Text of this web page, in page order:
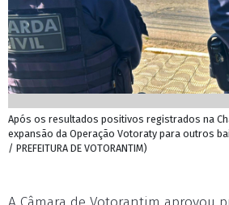
Após os resultados positivos registrados na
expansão da Operação Votoraty para outros
/ PREFEITURA DE VOTORANTIM)